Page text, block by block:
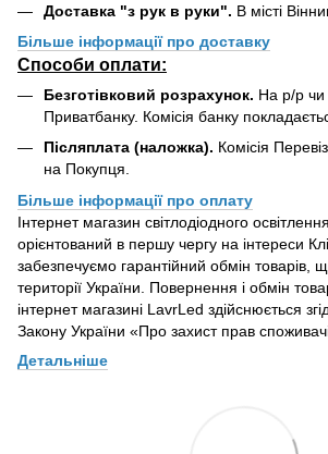
Доставка "з рук в руки". В місті
Більше інформації про доставку
Способи оплати:
Безготівковий розрахунок. На р/р чи
Приватбанку. Комісія банку
Післяплата (наложка). Комісія
на Покупця.
Більше інформації про оплату
Інтернет магазин світлодіодного
орієнтований в першу чергу на інтереси
забезпечуємо гарантійний обмін товарів,
території України. Повернення і обмін
інтернет магазині LavrLed здійснюється
Закону України «Про захист прав
Детальніше